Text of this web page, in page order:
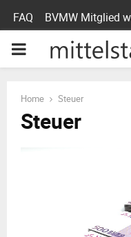
FAQ BVMW Mitglied
P
Home Steuer
Steuer